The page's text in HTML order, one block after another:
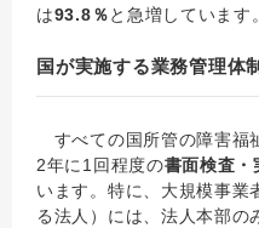
は93.8％と急増しています。
国が実施する業務管理体
すべての国所管の障害福
2年に1回程度の書面検査・
います。特に、大規模事業
る法人）には、法人本部の